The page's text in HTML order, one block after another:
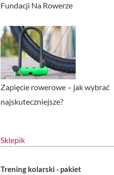
Fundacji Na Rowerze
Zapięcie rowerowe – jak wybrać
najskuteczniejsze?
Sklepik
Trening kolarski - pakiet